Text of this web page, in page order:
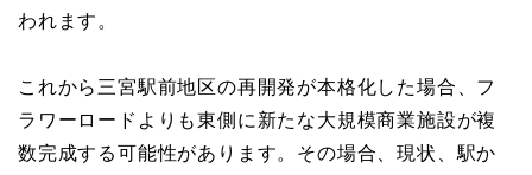
われます。
これから三宮駅前地区の再開発が本格化した場合、フ
ラワーロードよりも東側に新たな大規模商業施設が複
数完成する可能性があります。その場合、現状、駅か